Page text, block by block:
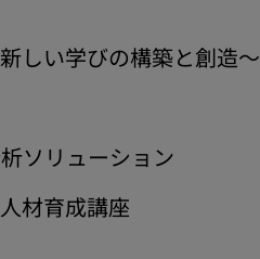
しい学びの構築と創造～
ソリューション
材育成講座